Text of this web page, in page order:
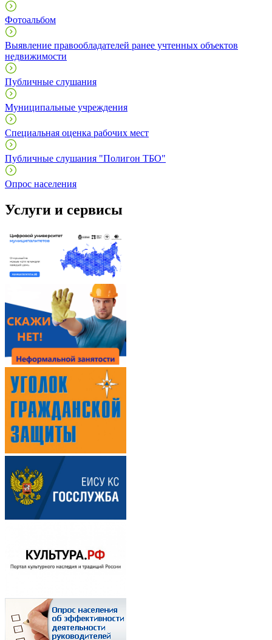
Фотоальбом
Выявление правообладателей ранее учтенных объектов
недвижимости
Публичные слушания
Муниципальные учреждения
Специальная оценка рабочих мест
Публичные слушания "Полигон ТБО"
Опрос населения
Услуги и сервисы